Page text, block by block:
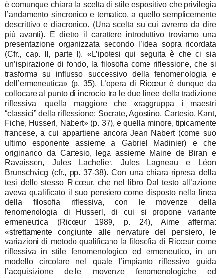
è comunque chiara la scelta di stile espositivo che privilegia
l’andamento sincronico e tematico, a quello semplicemente
descrittivo e diacronico. (Una scelta su cui avremo da dire
più avanti). E dietro il carattere introduttivo troviamo una
presentazione organizzata secondo l’idea sopra ricordata
(Cfr., cap. II, parte I). «L’ipotesi qui seguita è che ci sia
un’ispirazione di fondo, la filosofia come riflessione, che si
trasforma su influsso successivo della fenomenologia e
dell’ermeneutica» (p. 35). L’opera di Ricœur è dunque da
collocare al punto di incrocio tra le due linee della tradizione
riflessiva: quella maggiore che «raggruppa i maestri
“classici” della riflessione: Socrate, Agostino, Cartesio, Kant,
Fiche, Husserl, Nabert» (p. 37), e quella minore, tipicamente
francese, a cui appartiene ancora Jean Nabert (come suo
ultimo esponente assieme a Gabriel Madinier) e che
originando da Cartesio, lega assieme Maine de Biran e
Ravaisson, Jules Lachelier, Jules Lagneau e Léon
Brunschvicg (cfr., pp. 37-38). Con una chiara ripresa della
tesi dello stesso Ricœur, che nel libro Dal testo all’azione
aveva qualificato il suo pensiero come disposto nella linea
della filosofia riflessiva, con le movenze della
fenomenologia di Husserl, di cui si propone variante
ermeneutica (Ricœur 1989, p. 24), Aime afferma:
«strettamente congiunte alle nervature del pensiero, le
variazioni di metodo qualificano la filosofia di Ricœur come
riflessiva in stile fenomenologico ed ermeneutico, in un
modello circolare nel quale l’impianto riflessivo guida
l’acquisizione delle movenze fenomenologiche ed